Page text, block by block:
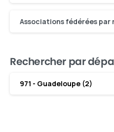
Associations fédérées par
Rechercher par
971 - Guadeloupe (2)